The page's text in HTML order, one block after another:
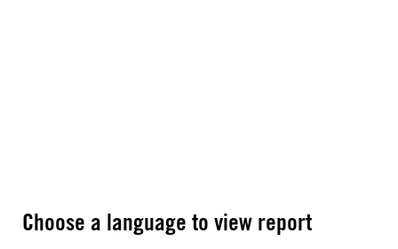
Choose a language to view report